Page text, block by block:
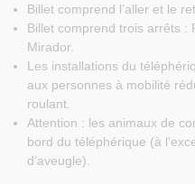
Billet comprend l’aller et le
Billet comprend trois arrêts :
Mirador.
Les installations du
aux personnes à mobilité
roulant.
Attention : les animaux de
bord du téléphérique (à
d’aveugle).